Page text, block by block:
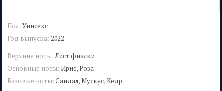
Пол: Унисекс
Год выпуска: 2022
Верхние ноты: Лист фиалки
Основные ноты: Ирис, Роза
Базовые ноты: Сандал, Мускус, Кедр